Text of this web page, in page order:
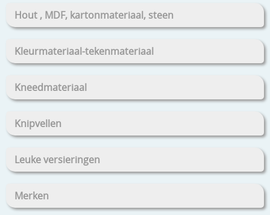
Hout , MDF, kartonmateriaal, steen
Kleurmateriaal-tekenmateriaal
Kneedmateriaal
Knipvellen
Leuke versieringen
Merken